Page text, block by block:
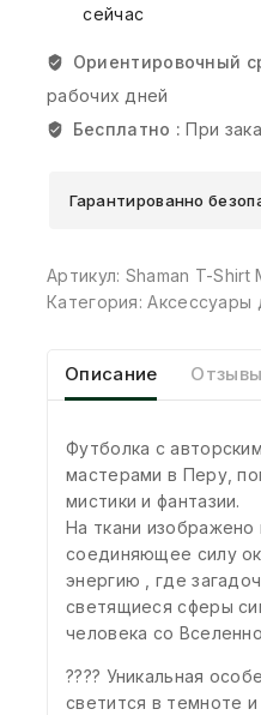
сейчас
Ориентировочный
рабочих дней
Бесплатно :При
Гарантированно
Артикул: Shaman T-Shirt
Категория:Аксессуары
Описание
Футболка с
мастерами в Перу,
мистики и фантазии.
На ткани изображено
соединяющее силу
энергию , где
светящиеся сферы
человека со
???? Уникальная
светится в темноте